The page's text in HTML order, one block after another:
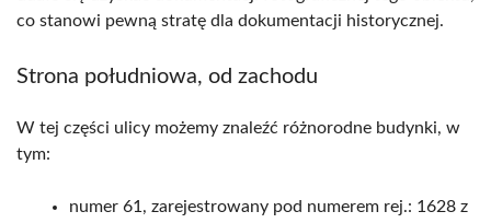
co stanowi pewną stratę dla dokumentacji historycznej.
Strona południowa, od zachodu
W tej części ulicy możemy znaleźć różnorodne budynki, w
tym:
numer 61, zarejestrowany pod numerem rej.: 1628 z